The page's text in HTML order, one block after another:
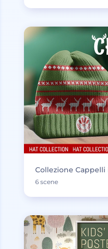
Collezione Cappelli
6 scene